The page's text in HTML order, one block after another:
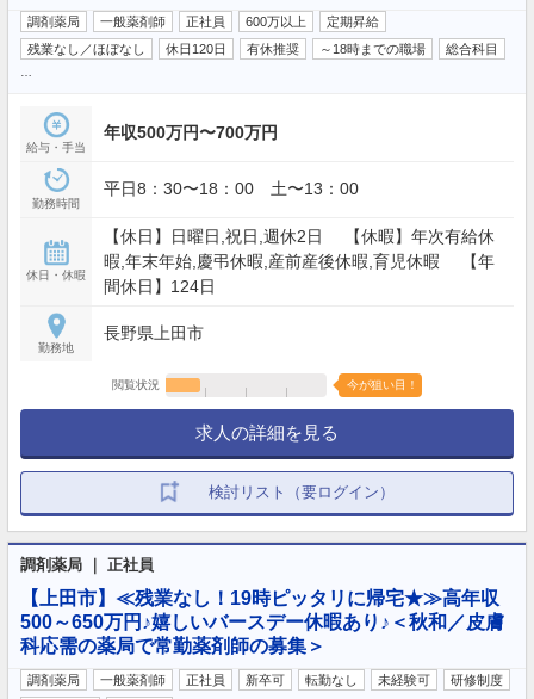
調剤薬局 一般薬剤師 正社員 600万以上
定期昇給
残業なし／ほぼなし
休日120日 有休推奨 ～18時までの職場 総合科目
給与・手当
年収500万円〜700万円
勤務時間
平日8：30〜18：00 土〜13：00
休日・休暇
【休日】日曜日,祝日,週休2日 【休暇】年次有給休
暇,年末年始,慶弔休暇,産前産後休暇,育児休暇 【年
間休日】124日
勤務地
長野県上田市
閲覧状況 今が狙い目！
求人の詳細を見る
検討リスト（要ログイン）
調剤薬局 ｜ 正社員
【上田市】≪残業なし！19時ピッタリに帰宅★≫高年収
500～650万円♪嬉しいバースデー休暇あり♪＜秋和／皮膚
科応需の薬局で常勤薬剤師の募集＞
調剤薬局 一般薬剤師 正社員 新卒可 転勤なし 未経験可
研修制度